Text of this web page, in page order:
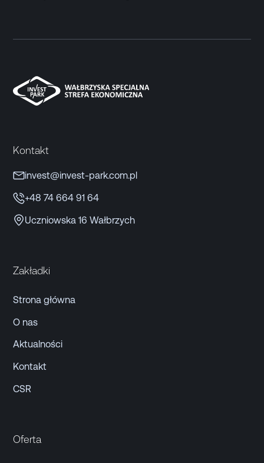
Kontakt
invest@invest-park.com.pl
+48 74 664 91 64
Uczniowska 16 Wałbrzych
Zakładki
Strona główna
O nas
Aktualności
Kontakt
CSR
Oferta